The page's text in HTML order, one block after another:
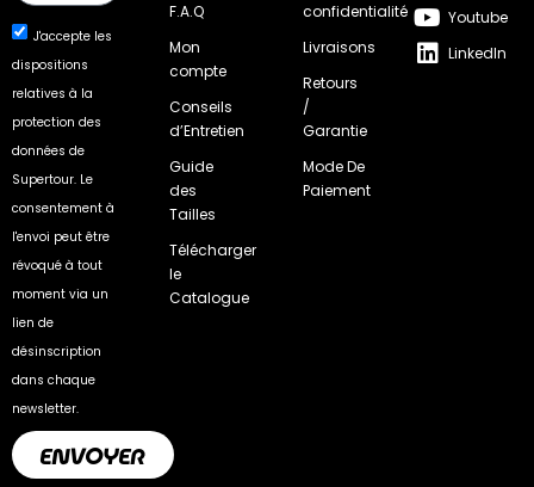
J'accepte les
dispositions
relatives à la
protection des
données de
Supertour. Le
consentement à
l'envoi peut être
révoqué à tout
moment via un
lien de
désinscription
dans chaque
newsletter.
ENVOYER
F.A.Q
Mon
compte
Conseils
d’Entretien
Guide
des
Tailles
Télécharger
le
Catalogue
confidentialité
Livraisons
Retours
/
Garantie
Mode De
Paiement
Youtube
LinkedIn